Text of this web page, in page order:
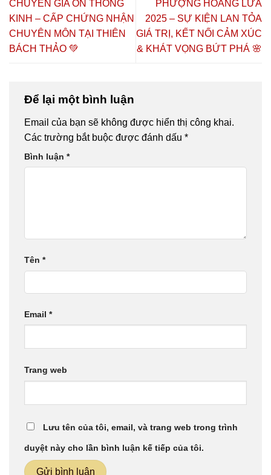
CHỦ ĐỘNG
2026 TẠI TP.
HỒ CHÍ
MINH – CƠ
NGHIỆP
SỨC KHỎE
CHỦ ĐỘNG
2026 🔥🎓
Vượng”
CHUYÊN GIA ÔN THÔNG
KINH – CẤP CHỨNG NHẬN
CHUYÊN MÔN TẠI THIÊN
BÁCH THẢO 💚
PHƯỢNG HOÀNG LỬA
2025 – SỰ KIỆN LAN TỎA
GIÁ TRỊ, KẾT NỐI CẢM XÚC
& KHÁT VỌNG BỨT PHÁ 🌸
Để lại một bình luận
Email của bạn sẽ không được hiển thị công khai.
Các trường bắt buộc được đánh dấu *
Bình luận *
Tên *
Email *
Trang web
Lưu tên của tôi, email, và trang web trong trình
duyệt này cho lần bình luận kế tiếp của tôi.